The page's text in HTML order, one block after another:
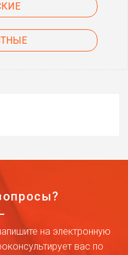
на электронную
вас по